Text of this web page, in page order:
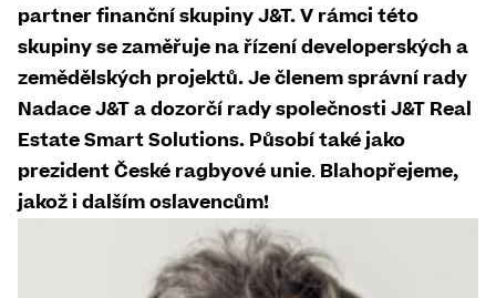
partner finanční skupiny J&T. V rámci této
skupiny se zaměřuje na řízení developerských a
zemědělských projektů. Je členem správní rady
Nadace J&T a dozorčí rady společnosti J&T Real
Estate Smart Solutions. Působí také jako
prezident České ragbyové unie. Blahopřejeme,
jakož i dalším oslavencům!